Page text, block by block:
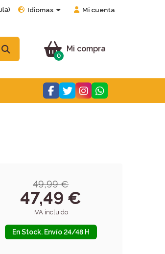
Idiomas Mi cuenta
Mi compra
0
49,99 €
47,49 €
IVA incluido
En Stock. Envío 24/48 H